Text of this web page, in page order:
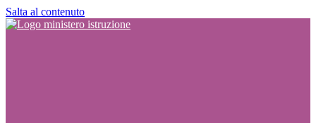
Salta al contenuto